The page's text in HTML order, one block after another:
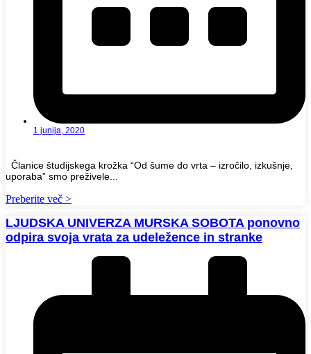
1 junija, 2020
Članice študijskega krožka “Od šume do vrta – izročilo, izkušnje,
uporaba” smo preživele...
Preberite več >
LJUDSKA UNIVERZA MURSKA SOBOTA ponovno
odpira svoja vrata za udeležence in stranke